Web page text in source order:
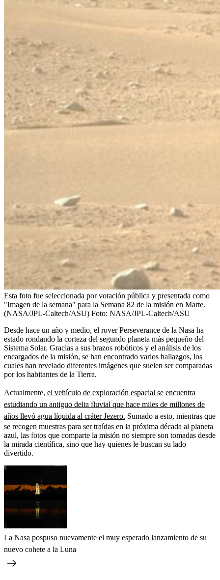
Esta foto fue seleccionada por votación pública y presentada como
"Imagen de la semana" para la Semana 82 de la misión en Marte.
(NASA/JPL-Caltech/ASU) Foto: NASA/JPL-Caltech/ASU
Desde hace un año y medio, el rover Perseverance de la Nasa ha
estado rondando la corteza del segundo planeta más pequeño del
Sistema Solar. Gracias a sus brazos robóticos y el análisis de los
encargados de la misión, se han encontrado varios hallazgos, los
cuales han revelado diferentes imágenes que suelen ser comparadas
por los habitantes de la Tierra.
Actualmente, el vehículo de exploración espacial se encuentra
estudiando un antiguo delta fluvial que hace miles de millones de
años llevó agua líquida al cráter Jezero. Sumado a esto, mientras que
se recogen muestras para ser traídas en la próxima década al planeta
azul, las fotos que comparte la misión no siempre son tomadas desde
la mirada científica, sino que hay quienes le buscan su lado
divertido.
La Nasa pospuso nuevamente el muy esperado lanzamiento de su
nuevo cohete a la Luna